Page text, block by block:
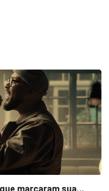
marcaram sua...